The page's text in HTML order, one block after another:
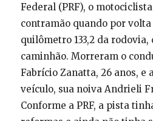
Federal (PRF), o
contramão quando por volta
quilômetro 133,2 da
caminhão. Morreram o
Fabrício Zanatta, 26 anos, e
veículo, sua noiva Andrieli
Conforme a PRF, a pista